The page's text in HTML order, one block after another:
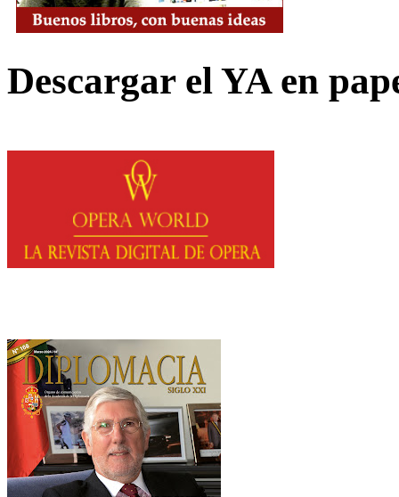
Descargar el YA en